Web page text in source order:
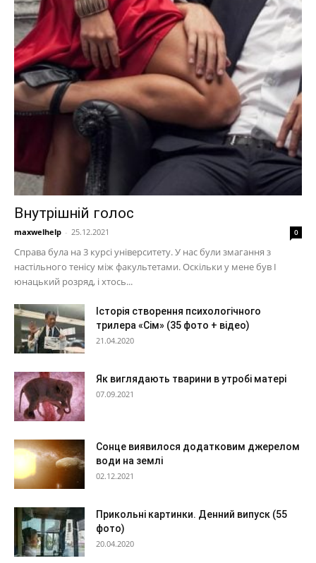
Внутрішній голос
maxwelhelp - 25.12.2021 0
Справа була на 3 курсі університету. У нас були змагання з
настільного тенісу між факультетами. Оскільки у мене був I
юнацький розряд, і хтось...
Історія створення психологічного
трилера «Сім» (35 фото + відео)
21.04.2020
Як виглядають тварини в утробі матері
07.09.2021
Сонце виявилося додатковим джерелом
води на землі
02.12.2021
Прикольні картинки. Денний випуск (55
фото)
20.04.2020